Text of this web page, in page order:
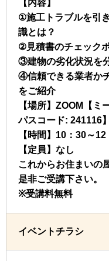
【内容】
①施工トラブルを引
識とは？
②見積書のチェック
③建物の劣化状況を
④信頼できる業者か
をご紹介
【場所】ZOOM【
パスコード: 241116】
【時間】10：30～
【定員】なし
これからお住まいの
是非ご受講下さい。
※受講料無料
イベントチラシ